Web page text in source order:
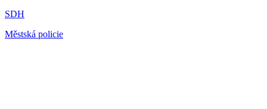
SDH
Městská policie